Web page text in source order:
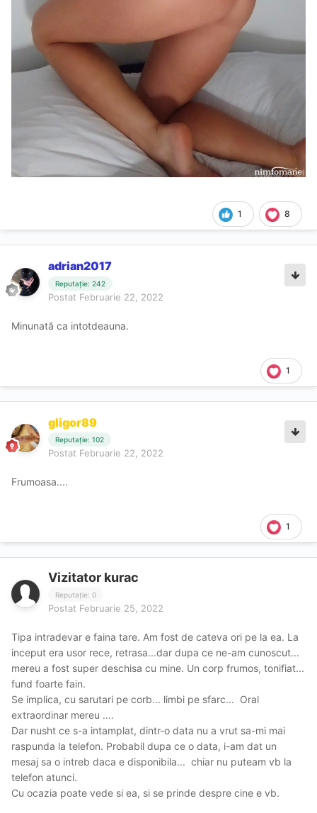
1 8
adrian2017
Reputație: 242
Postat Februarie 22, 2022
Minunată ca intotdeauna.
1
gligor89
Reputație: 102
Postat Februarie 22, 2022
Frumoasa....
1
Vizitator kurac
Reputație: 0
Postat Februarie 25, 2022
Tipa intradevar e faina tare. Am fost de cateva ori pe la ea. La
inceput era usor rece, retrasa...dar dupa ce ne-am cunoscut...
mereu a fost super deschisa cu mine. Un corp frumos, tonifiat...
fund foarte fain.
Se implica, cu sarutari pe corb... limbi pe sfarc... Oral
extraordinar mereu ....
Dar nusht ce s-a intamplat, dintr-o data nu a vrut sa-mi mai
raspunda la telefon. Probabil dupa ce o data, i-am dat un
mesaj sa o intreb daca e disponibila... chiar nu puteam vb la
telefon atunci.
Cu ocazia poate vede si ea, si se prinde despre cine e vb.